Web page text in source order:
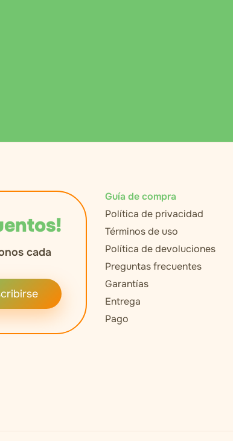
cada
Guía de compra
Política de privacidad
Términos de uso
Política de devoluciones
Preguntas frecuentes
Garantías
Entrega
Pago